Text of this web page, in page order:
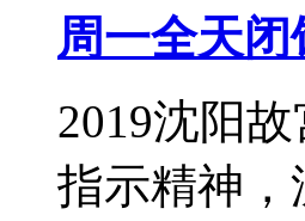
周一全天闭
2019沈阳
指示精神，